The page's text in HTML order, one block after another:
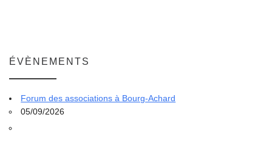
ÉVÈNEMENTS
Forum des associations à Bourg-Achard
05/09/2026